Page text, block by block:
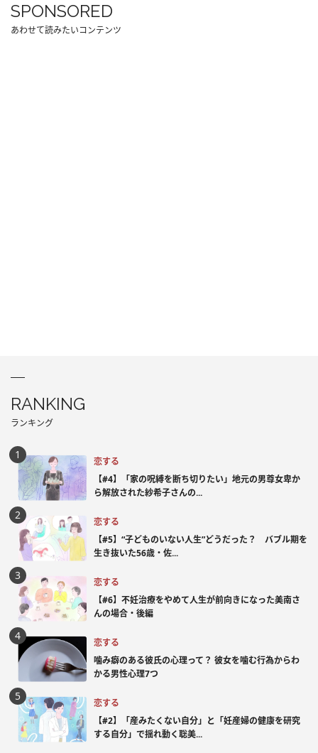
SPONSORED
あわせて読みたいコンテンツ
RANKING
ランキング
恋する
【#4】「家の呪縛を断ち切りたい」地元の男尊女卑か
ら解放された紗希子さんの...
恋する
【#5】“子どものいない人生”どうだった？ バブル期を
生き抜いた56歳・佐...
恋する
【#6】不妊治療をやめて人生が前向きになった美南さ
んの場合・後編
恋する
噛み癖のある彼氏の心理って？ 彼女を噛む行為からわ
かる男性心理7つ
恋する
【#2】「産みたくない自分」と「妊産婦の健康を研究
する自分」で揺れ動く聡美...